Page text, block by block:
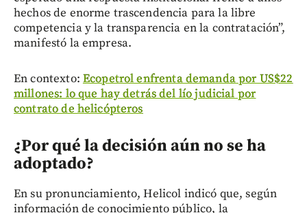
hechos de enorme trascendencia para la libre
competencia y la transparencia en la contratación”,
manifestó la empresa.
En contexto: Ecopetrol enfrenta demanda por US$22
millones: lo que hay detrás del lío judicial por
contrato de helicópteros
¿Por qué la decisión aún no se ha
adoptado?
En su pronunciamiento, Helicol indicó que, según
información de conocimiento público, la